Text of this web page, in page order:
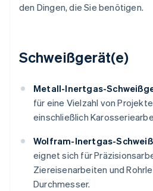
den Dingen, die Sie benötigen.
Schweißgerät(e)
Metall-Inertgas-
für eine Vielzahl von
einschließlich
Wolfram-Inertgas-
eignet sich für
Ziereisenarbeiten und
Durchmesser.